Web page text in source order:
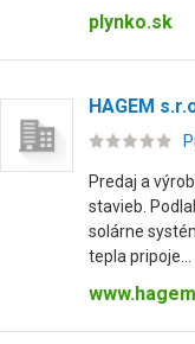
plynko.sk
HAGEM
Predaj a
stavieb.
solárne
tepla pripoje...